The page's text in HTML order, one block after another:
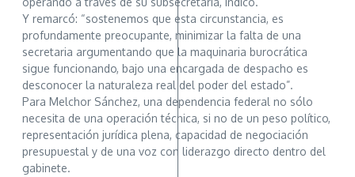
Y remarcó: “sostenemos que esta circunstancia, es
profundamente preocupante, minimizar la falta de una
secretaria argumentando que la maquinaria burocrática
sigue funcionando, bajo una encargada de despacho es
desconocer la naturaleza real del poder del estado”.
Para Melchor Sánchez, una dependencia federal no sólo
necesita de una operación técnica, si no de un peso político,
representación jurídica plena, capacidad de negociación
presupuestal y de una voz con liderazgo directo dentro del
gabinete.